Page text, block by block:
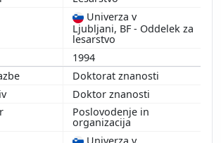
Univerza v
Ljubljani, BF - Oddelek za
lesarstvo
1994
Doktorat znanosti
Doktor znanosti
Poslovodenje in
organizacija